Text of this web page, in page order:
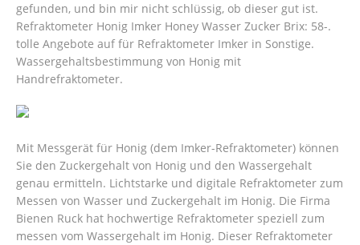
gefunden, und bin mir nicht schlüssig, ob dieser gut ist.
Refraktometer Honig Imker Honey Wasser Zucker Brix: 58-.
tolle Angebote auf für Refraktometer Imker in Sonstige.
Wassergehaltsbestimmung von Honig mit
Handrefraktometer.
Mit Messgerät für Honig (dem Imker-Refraktometer) können
Sie den Zuckergehalt von Honig und den Wassergehalt
genau ermitteln. Lichtstarke und digitale Refraktometer zum
Messen von Wasser und Zuckergehalt im Honig. Die Firma
Bienen Ruck hat hochwertige Refraktometer speziell zum
messen vom Wassergehalt im Honig. Dieser Refraktometer